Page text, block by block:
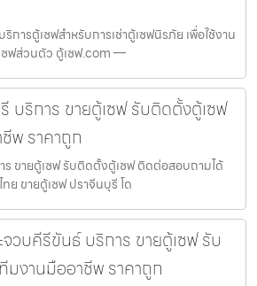
การตู้เซฟสำหรับการเช่าตู้เซฟนิรภัย เพื่อใช้งาน
ซฟส่วนตัว ตู้เซฟ.com —
บริการ ขายตู้เซฟ รับติดตั้งตู้เซฟ
พ ราคาถูก
ร ขายตู้เซฟ รับติดตั้งตู้เซฟ ติดต่อสอบถามได้
ย ขายตู้เซฟ ปราจีนบุรี โด
วบคีรีขันธ์ บริการ ขายตู้เซฟ รับ
งานมืออาชีพ ราคาถูก